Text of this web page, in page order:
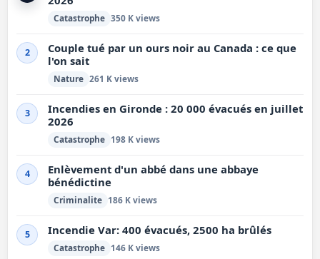
Catastrophe 350 K views
2
Couple tué par un ours noir au Canada : ce que
l'on sait
Nature 261 K views
3
Incendies en Gironde : 20 000 évacués en juillet
2026
Catastrophe 198 K views
4
Enlèvement d'un abbé dans une abbaye
bénédictine
Criminalite 186 K views
5 Incendie Var: 400 évacués, 2500 ha brûlés
Catastrophe 146 K views